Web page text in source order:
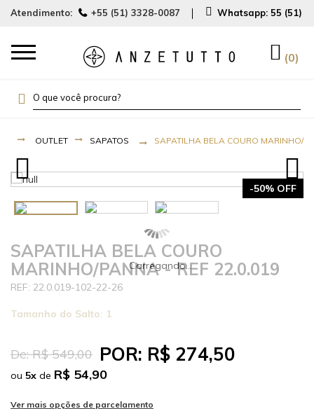
Atendimento: +55 (51) 3328-0087 Whatsapp: 55 (51)
0
OUTLET SAPATOS SAPATILHA BELA COURO MARINHO/
-50% OFF
SAPATILHA BELA COURO
MARINHO/PANNA - REF 22.0.019
22.0.019-102-22-26
Tamanho do Salto: 1
De:R$ 549,00 POR: R$ 274,50
ou 5x de R$ 54,90